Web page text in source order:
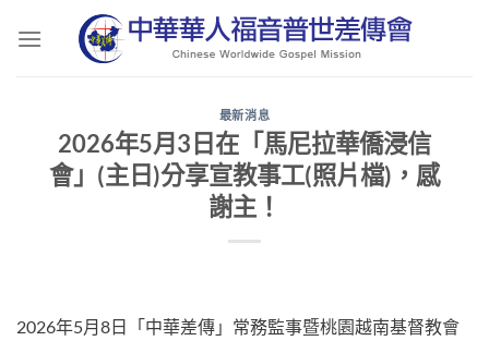
最新消息
2026年5月3日在「馬尼拉華僑浸信
會」(主日)分享宣教事工(照片檔)，感
謝主！
2026年5月8日「中華差傳」常務監事暨桃園越南基督教會